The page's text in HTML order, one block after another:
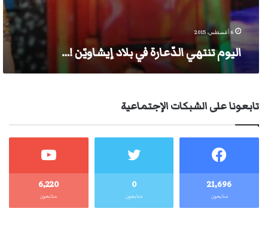
6 أغسطس، 2015
اليوم تنتهي الدّعارة في بلاد إيشاويّن !…
تابعونا على الشبكات الإجتماعية
21٬696
متابعون
0
متابعون
6٬220
متابعون